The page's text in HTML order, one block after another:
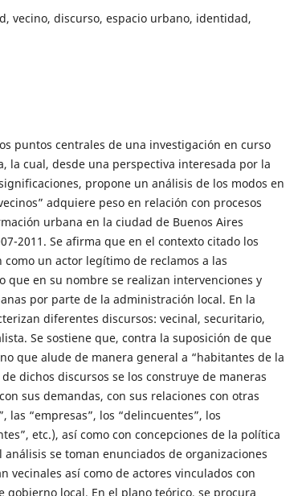
vecino, discurso, espacio urbano, identidad,
puntos centrales de una investigación en curso
la cual, desde una perspectiva interesada por la
propone un análisis de los modos en
adquiere peso en relación con procesos
urbana en la ciudad de Buenos Aires
2011. Se afirma que en el contexto citado los
como un actor legítimo de reclamos a las
que en su nombre se realizan intervenciones y
por parte de la administración local. En la
diferentes discursos: vecinal, securitario,
Se sostiene que, contra la suposición de que
que alude de manera general a “habitantes de la
dichos discursos se los construye de maneras
sus demandas, con sus relaciones con otras
las “empresas”, los “delincuentes”, los
etc.), así como con concepciones de la política
análisis se toman enunciados de organizaciones
vecinales así como de actores vinculados con
gobierno local. En el plano teórico, se procura